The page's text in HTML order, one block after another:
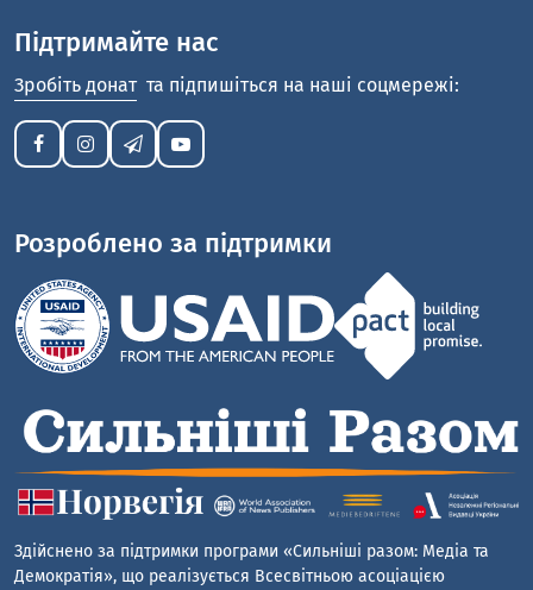
Підтримайте нас
Зробіть донат та підпишіться на наші соцмережі:
Розроблено за підтримки
Здійснено за підтримки програми «Сильніші разом: Медіа та
Демократія», що реалізується Всесвітньою асоціацією